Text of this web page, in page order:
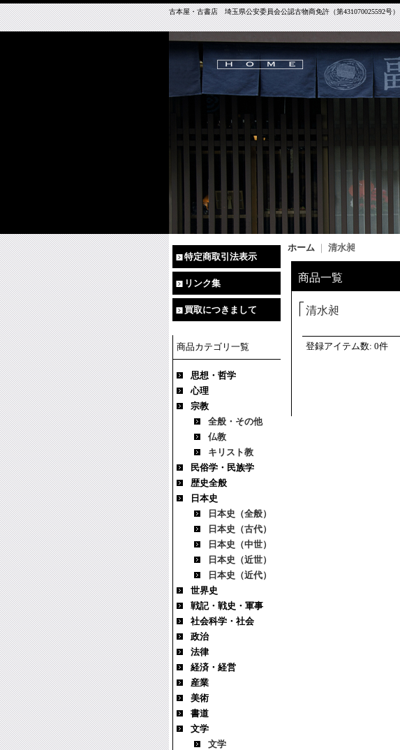
古本屋・古書店 埼玉県公安委員会公認古物商免許（第431070025592号）
特定商取引法表示
リンク集
買取につきまして
商品カテゴリ一覧
思想・哲学
心理
宗教
全般・その他
仏教
キリスト教
民俗学・民族学
歴史全般
日本史
日本史（全般）
日本史（古代）
日本史（中世）
日本史（近世）
日本史（近代）
世界史
戦記・戦史・軍事
社会科学・社会
政治
法律
経済・経営
産業
美術
書道
文学
文学
ホーム 清水昶
商品一覧
清水昶
登録アイテム数: 0件